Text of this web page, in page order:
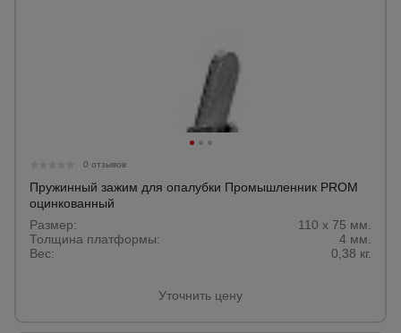
0 отзывов
Пружинный зажим для опалубки Промышленник PROM
оцинкованный
Размер:
110 х 75 мм.
Толщина платформы:
4 мм.
Вес:
0,38 кг.
Уточнить цену